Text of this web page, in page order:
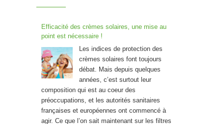
Efficacité des crèmes solaires, une mise au
point est nécessaire !
Les indices de protection des
crèmes solaires font toujours
débat. Mais depuis quelques
années, c’est surtout leur
composition qui est au coeur des
préoccupations, et les autorités sanitaires
françaises et européennes ont commencé à
agir. Ce que l’on sait maintenant sur les filtres